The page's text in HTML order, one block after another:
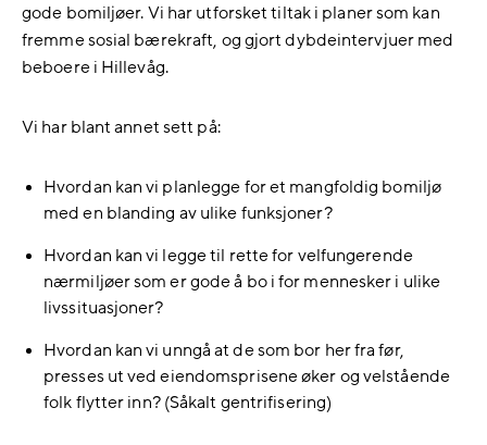
gode bomiljøer. Vi har utforsket tiltak i planer som kan
fremme sosial bærekraft, og gjort dybdeintervjuer med
beboere i Hillevåg.
Vi har blant annet sett på:
Hvordan kan vi planlegge for et mangfoldig bomiljø
med en blanding av ulike funksjoner?
Hvordan kan vi legge til rette for velfungerende
nærmiljøer som er gode å bo i for mennesker i ulike
livssituasjoner?
Hvordan kan vi unngå at de som bor her fra før,
presses ut ved eiendomsprisene øker og velstående
folk flytter inn? (Såkalt gentrifisering)